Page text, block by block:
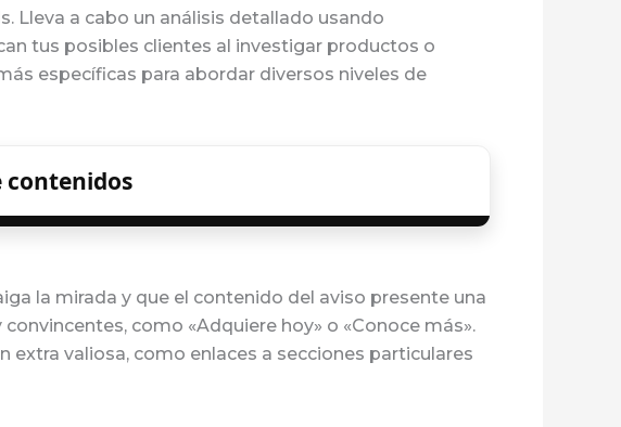
Lleva a cabo un análisis detallado usando
tus posibles clientes al investigar productos o
específicas para abordar diversos niveles de
la mirada y que el contenido del aviso presente una
convincentes, como «Adquiere hoy» o «Conoce más».
valiosa, como enlaces a secciones particulares